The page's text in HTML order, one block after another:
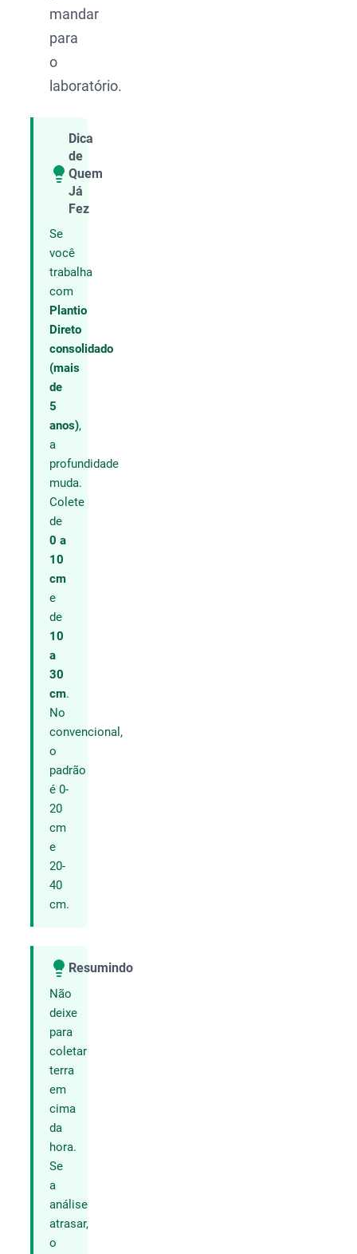
mandar
para
o
laboratório.
Dica
de
Quem
Já
Fez
Se
você
trabalha
com
Plantio
Direto
consolidado
(mais
de
5
anos),
a
profundidade
muda.
Colete
de
0 a
10
cm
e
de
10
a
30
cm.
No
convencional,
o
padrão
é 0-
20
cm
e
20-
40
cm.
Resumindo
Não
deixe
para
coletar
terra
em
cima
da
hora.
Se
a
análise
atrasar,
o